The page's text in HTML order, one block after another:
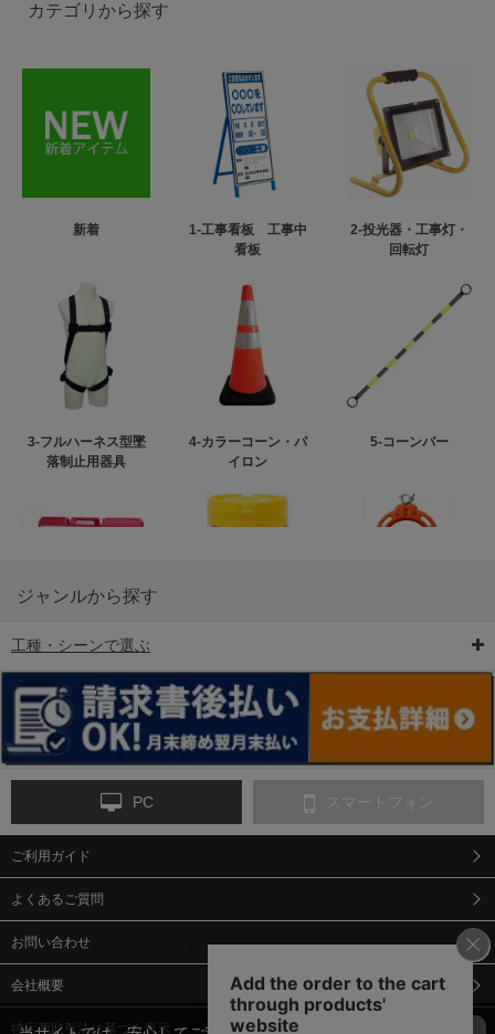
カテゴリから探す
新着
1-工事看板 工事中
看板
2-投光器・工事灯・
回転灯
3-フルハーネス型墜
落制止用器具
4-カラーコーン・パ
イロン
5-コーンバー
6-矢印板/LED矢印板
ンス
9-点字マット・タイ
ジャンルから探す
工種・シーンで選ぶ
PC スマートフォン
ご利用ガイド
よくあるご質問
お問い合わせ
会社概要
特定商取引法に基づく表示